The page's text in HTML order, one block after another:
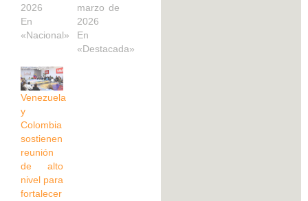
2026
En
«Nacional»
marzo de
2026
En
«Destacada»
Venezuela
y
Colombia
sostienen
reunión
de alto
nivel para
fortalecer